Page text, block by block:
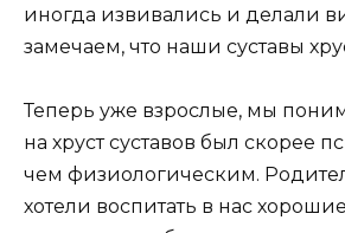
иногда извивались и делали
замечаем, что наши суставы
Теперь уже взрослые, мы
на хруст суставов был скорее
чем физиологическим.
хотели воспитать в нас